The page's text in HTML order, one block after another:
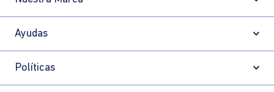
Ayudas
Políticas